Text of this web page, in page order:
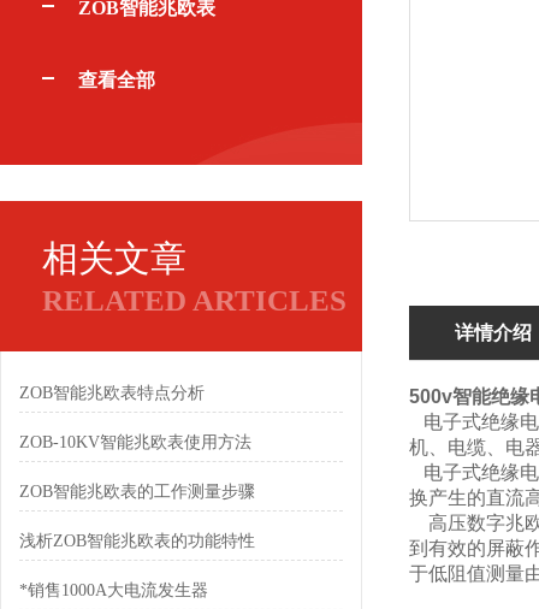
ZOB智能兆欧表
查看全部
相关文章
RELATED ARTICLES
ZOB智能兆欧表特点分析
ZOB-10KV智能兆欧表使用方法
ZOB智能兆欧表的工作测量步骤
浅析ZOB智能兆欧表的功能特性
*销售1000A大电流发生器
详情介绍
500v智能绝缘
电子式绝缘
机、电缆、电
电子式绝缘
换产生的直流
高压数字兆
到有效的屏蔽
于低阻值测量